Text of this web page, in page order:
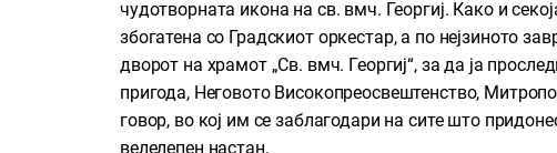
чудотворната икона на св. вмч. Георгиј. Како и
збогатена со Градскиот оркестар, а по нејзиното
дворот на храмот „Св. вмч. Георгиј“, за да ја
пригода, Неговото Високопреосвештенство,
говор, во кој им се заблагодари на сите што
велелепен настан.